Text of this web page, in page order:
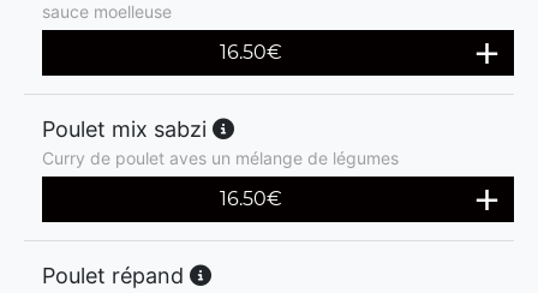
sauce moelleuse
16.50€
Poulet mix sabzi
Curry de poulet aves un mélange de légumes
16.50€
Poulet répand